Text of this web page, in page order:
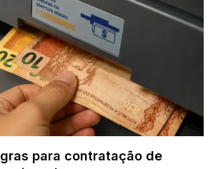
para contratação de